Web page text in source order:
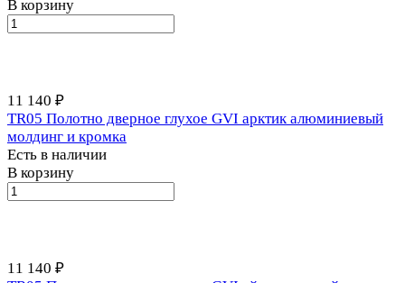
В корзину
11 140 ₽
TR05 Полотно дверное глухое GVI арктик алюминиевый
молдинг и кромка
Есть в наличии
В корзину
11 140 ₽